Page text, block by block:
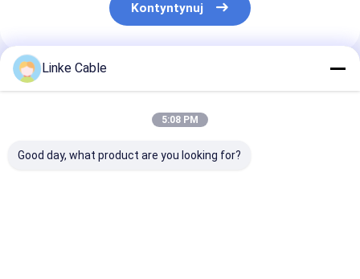
Kontyntynuj
Polecane Produkty
Linke Cable
5:08 PM
Good day, what product are you looking for?